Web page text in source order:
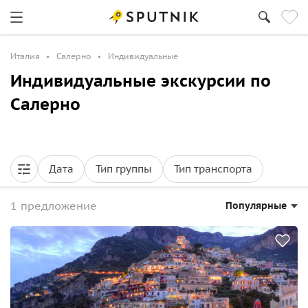
Италия Салерно Индивидуальные
Индивидуальные экскурсии по
Салерно
Дата Тип группы Тип транспорта
1 предложение Популярные